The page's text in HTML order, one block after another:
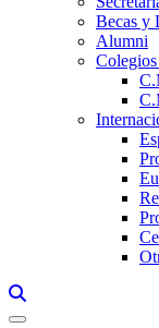
Becas y
Alumni